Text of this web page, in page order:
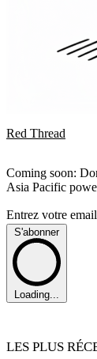
Red Thread
Coming soon:
Asia Pacific
Entrez votre email
S'abonner
Loading...
LES PLUS